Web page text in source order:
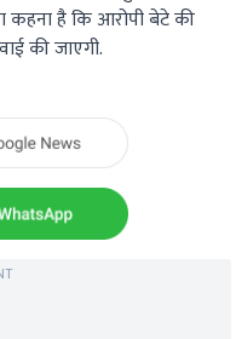
कहना है कि आरोपी बेटे की
की जाएगी.